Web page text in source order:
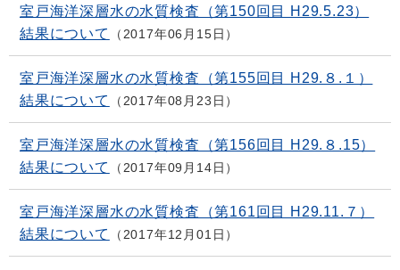
室戸海洋深層水の水質検査（第150回目 H29.5.23）
結果について
2017年06月15日
室戸海洋深層水の水質検査（第155回目 H29.８.１）
結果について
2017年08月23日
室戸海洋深層水の水質検査（第156回目 H29.８.15）
結果について
2017年09月14日
室戸海洋深層水の水質検査（第161回目 H29.11.７）
結果について
2017年12月01日